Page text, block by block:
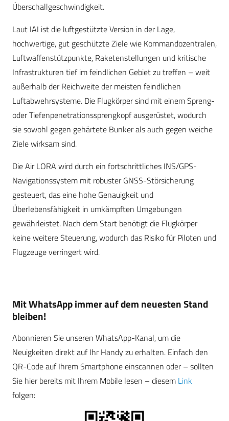
Überschallgeschwindigkeit.
Laut IAI ist die luftgestützte Version in der Lage,
hochwertige, gut geschützte Ziele wie Kommandozentralen,
Luftwaffenstützpunkte, Raketenstellungen und kritische
Infrastrukturen tief im feindlichen Gebiet zu treffen – weit
außerhalb der Reichweite der meisten feindlichen
Luftabwehrsysteme. Die Flugkörper sind mit einem Spreng-
oder Tiefenpenetrationssprengkopf ausgerüstet, wodurch
sie sowohl gegen gehärtete Bunker als auch gegen weiche
Ziele wirksam sind.
Die Air LORA wird durch ein fortschrittliches INS/GPS-
Navigationssystem mit robuster GNSS-Störsicherung
gesteuert, das eine hohe Genauigkeit und
Überlebensfähigkeit in umkämpften Umgebungen
gewährleistet. Nach dem Start benötigt die Flugkörper
keine weitere Steuerung, wodurch das Risiko für Piloten und
Flugzeuge verringert wird.
Mit WhatsApp immer auf dem neuesten Stand
bleiben!
Abonnieren Sie unseren WhatsApp-Kanal, um die
Neuigkeiten direkt auf Ihr Handy zu erhalten. Einfach den
QR-Code auf Ihrem Smartphone einscannen oder – sollten
Sie hier bereits mit Ihrem Mobile lesen – diesem Link
folgen: